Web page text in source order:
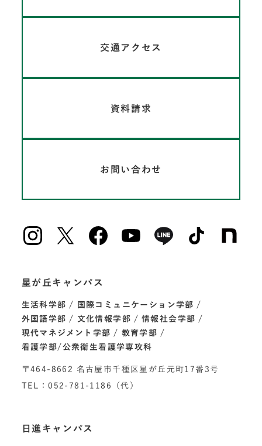
交通アクセス
資料請求
お問い合わせ
星が丘キャンパス
生活科学部
国際コミュニケーション学部
外国語学部
文化情報学部
情報社会学部
現代マネジメント学部
教育学部
看護学部/公衆衛生看護学専攻科
〒464-8662 名古屋市千種区星が丘元町17番3号
TEL：052-781-1186（代）
日進キャンパス